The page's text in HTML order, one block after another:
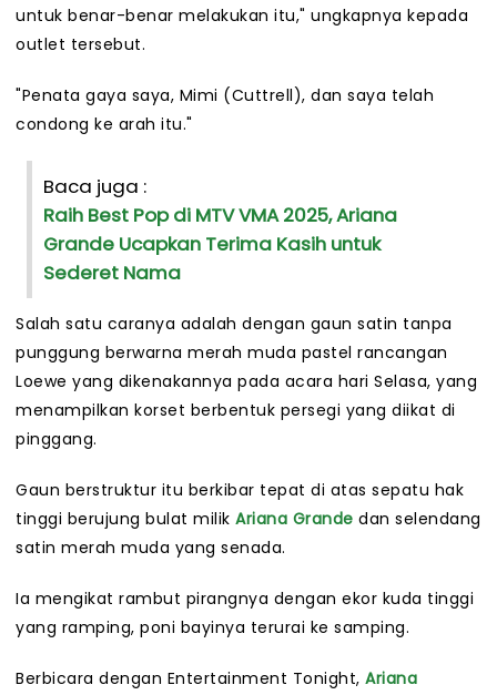
untuk benar-benar melakukan itu," ungkapnya kepada
outlet tersebut.
"Penata gaya saya, Mimi (Cuttrell), dan saya telah
condong ke arah itu."
Baca juga :
Raih Best Pop di MTV VMA 2025, Ariana
Grande Ucapkan Terima Kasih untuk
Sederet Nama
Salah satu caranya adalah dengan gaun satin tanpa
punggung berwarna merah muda pastel rancangan
Loewe yang dikenakannya pada acara hari Selasa, yang
menampilkan korset berbentuk persegi yang diikat di
pinggang.
Gaun berstruktur itu berkibar tepat di atas sepatu hak
tinggi berujung bulat milik Ariana Grande dan selendang
satin merah muda yang senada.
Ia mengikat rambut pirangnya dengan ekor kuda tinggi
yang ramping, poni bayinya terurai ke samping.
Berbicara dengan Entertainment Tonight, Ariana